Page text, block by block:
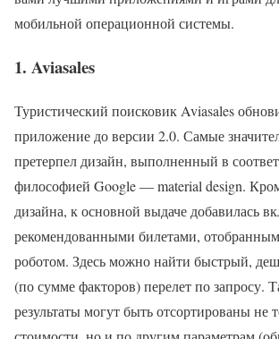
мобильной операционной системы.
1. Aviasales
Туристический поисковик Aviasales
приложение до версии 2.0. Самые
претерпел дизайн, выполненный в
философией Google — material design.
дизайна, к основной выдаче добавилась
рекомендованными билетами,
роботом. Здесь можно найти быстрый,
(по сумме факторов) перелет по запросу.
результаты могут быть отсортированы не